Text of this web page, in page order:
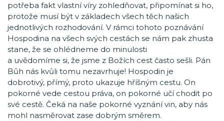
potřeba fakt vlastní víry zohledňovat, připomínat si ho,
protože musí být v základech všech těch našich
jednotlivých rozhodování. V rámci tohoto poznávání
Hospodina na všech svých cestách se nám pak zhusta
stane, že se ohlédneme do minulosti
a uvědomíme si, že jsme z Božích cest často sešli. Pán
Bůh nás kvůli tomu nezavrhuje! Hospodin je
dobrotivý, přímý, proto ukazuje hříšným cestu. On
pokorné vede cestou práva, on pokorné učí chodit po
své cestě. Čeká na naše pokorné vyznání vin, aby nás
mohl nasměrovat zase dobrým směrem.